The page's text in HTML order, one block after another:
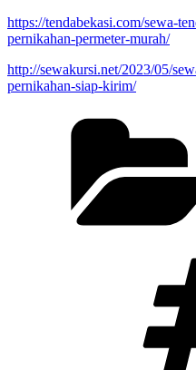
https://tendabekasi.com/sewa-
pernikahan-permeter-murah/
http://sewakursi.net/2023/05/
pernikahan-siap-kirim/